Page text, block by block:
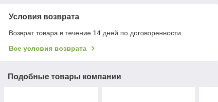
Условия возврата
Возврат товара в течение 14 дней по договоренности
Все условия возврата
Подобные товары компании